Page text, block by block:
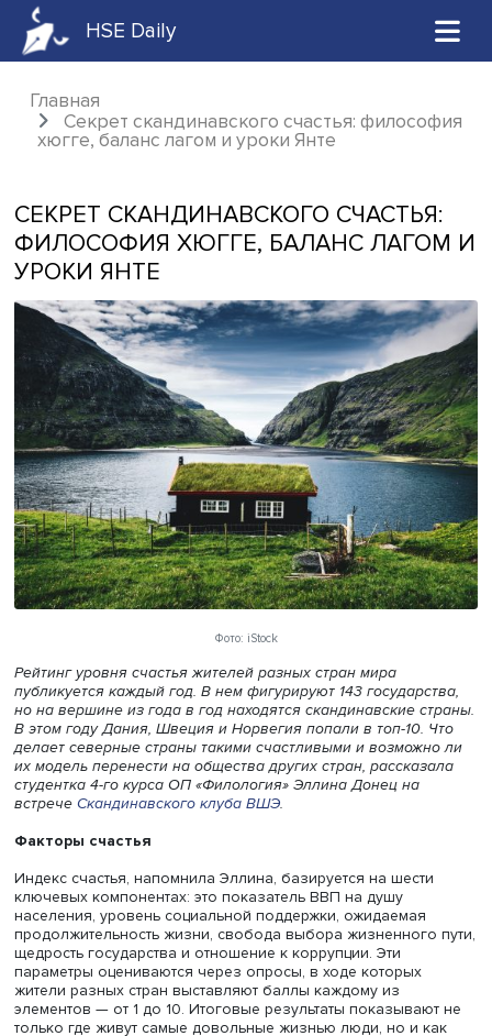
HSE Daily
Главная
Секрет скандинавского счастья:
СЕКРЕТ СКАНДИНАВСКОГО
ФИЛОСОФИЯ ХЮГГЕ, БАЛАНС
УРОКИ ЯНТЕ
Фото: iStock
Рейтинг уровня счастья жителей разных стран мира
публикуется каждый год. В нем фигурируют 143
но на вершине из года в год находятся скандинавские
В этом году Дания, Швеция и Норвегия попали в топ-10.
их модель перенести на общества других стран,
студентка 4-го курса ОП «Филология» Эллина Донец на
встречеСкандинавского клуба ВШЭ.
Факторы счастья
Индекс счастья, напомнила Эллина, базируется на
ключевых компонентах: это показатель ВВП на душу